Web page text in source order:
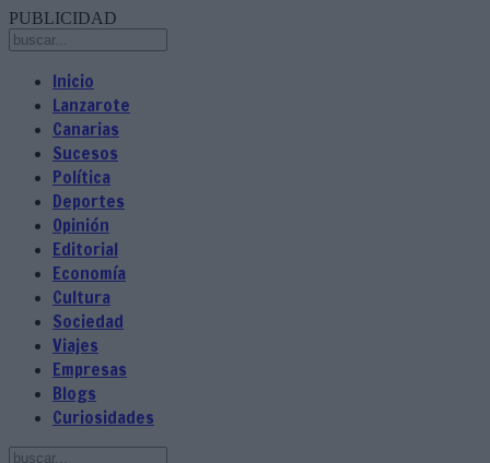
PUBLICIDAD
Inicio
Lanzarote
Canarias
Sucesos
Política
Deportes
Opinión
Editorial
Economía
Cultura
Sociedad
Viajes
Empresas
Blogs
Curiosidades